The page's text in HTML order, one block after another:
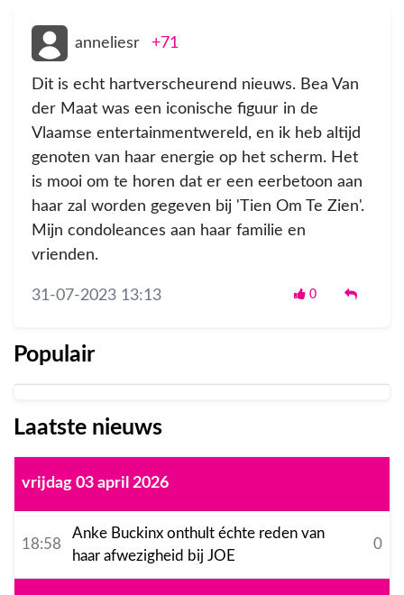
anneliesr +71
Dit is echt hartverscheurend nieuws. Bea Van
der Maat was een iconische figuur in de
Vlaamse entertainmentwereld, en ik heb altijd
genoten van haar energie op het scherm. Het
is mooi om te horen dat er een eerbetoon aan
haar zal worden gegeven bij 'Tien Om Te Zien'.
Mijn condoleances aan haar familie en
vrienden.
31-07-2023 13:13 0
Populair
Laatste nieuws
vrijdag 03 april 2026
18:58
Anke Buckinx onthult échte reden van
haar afwezigheid bij JOE
0